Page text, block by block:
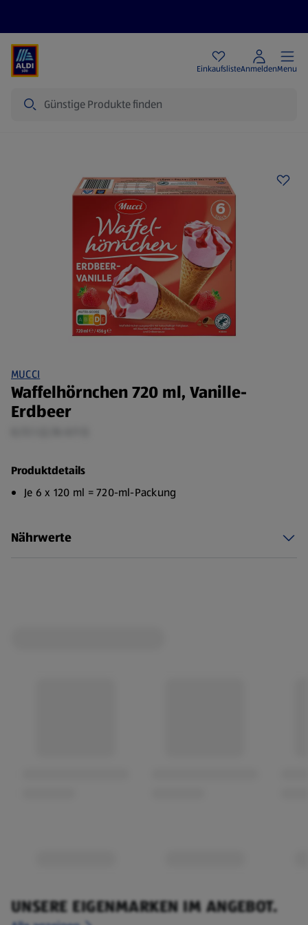
EinkaufslisteAnmeldenMenu
MUCCI
Waffelhörnchen 720 ml, Vanille-
Erdbeer
Produktdetails
Je 6 x 120 ml = 720-ml-Packung
Nährwerte
UNSERE EIGENMARKEN IM ANGEBOT.